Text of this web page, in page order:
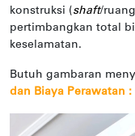
konstruksi ( shaft/
pertimbangkan total
keselamatan.
Butuh gambaran
dan Biaya Perawatan :